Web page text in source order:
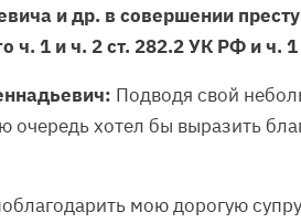
и др. в совершении
ч. 1 и ч. 2 ст. 282.2 УК РФ и ч.
Подводя свой
очередь хотел бы выразить
мою дорогую